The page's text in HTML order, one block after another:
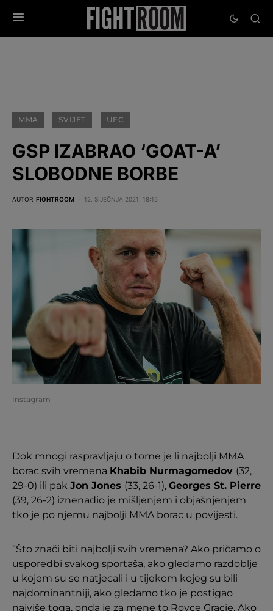
MMA SVIJET UFC
GSP IZABRAO ‘GOAT-A’
SLOBODNE BORBE
AUTOR FIGHTROOM 12. SIJEČNJA 2021. 18:15
Instagram
Dok mnogi raspravljaju o tome je li najbolji MMA
borac svih vremena Khabib Nurmagomedov (32,
29-0) ili pak Jon Jones (33, 26-1), Georges St. Pierre
(39, 26-2) iznenadio je mišljenjem i objašnjenjem
tko je po njemu najbolji MMA borac u povijesti.
“Što znači biti najbolji svih vremena? Ako pričamo o
usporedbi svakog sportaša, ako gledamo razdoblje
u kojem su se natjecali i u tijekom kojeg su bili
najdominantniji, ako gledamo tko je postigao
najviše toga, onda je za mene to Royce Gracie. Ako